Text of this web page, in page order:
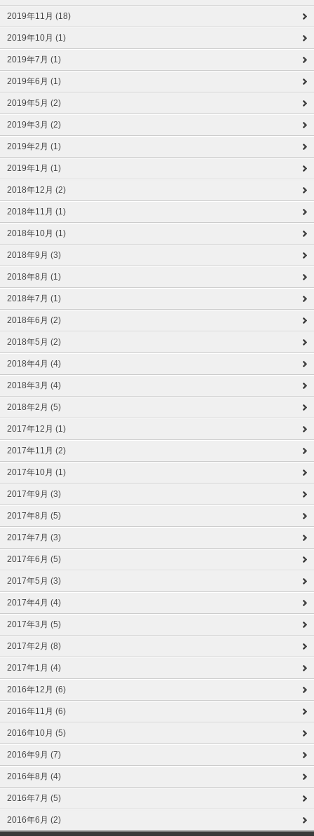
2019年11月 (18)
2019年10月 (1)
2019年7月 (1)
2019年6月 (1)
2019年5月 (2)
2019年3月 (2)
2019年2月 (1)
2019年1月 (1)
2018年12月 (2)
2018年11月 (1)
2018年10月 (1)
2018年9月 (3)
2018年8月 (1)
2018年7月 (1)
2018年6月 (2)
2018年5月 (2)
2018年4月 (4)
2018年3月 (4)
2018年2月 (5)
2017年12月 (1)
2017年11月 (2)
2017年10月 (1)
2017年9月 (3)
2017年8月 (5)
2017年7月 (3)
2017年6月 (5)
2017年5月 (3)
2017年4月 (4)
2017年3月 (5)
2017年2月 (8)
2017年1月 (4)
2016年12月 (6)
2016年11月 (6)
2016年10月 (5)
2016年9月 (7)
2016年8月 (4)
2016年7月 (5)
2016年6月 (2)